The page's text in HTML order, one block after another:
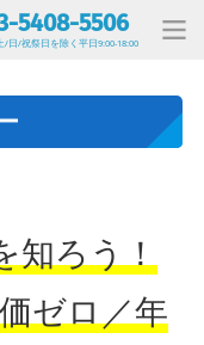
5408-5506
/日/祝祭日を除く平日9:00-18:00
知ろう！
ゼロ／年